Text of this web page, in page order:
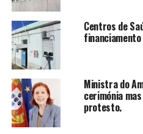
Centros de
financiamento
Ministra do
cerimónia
protesto.